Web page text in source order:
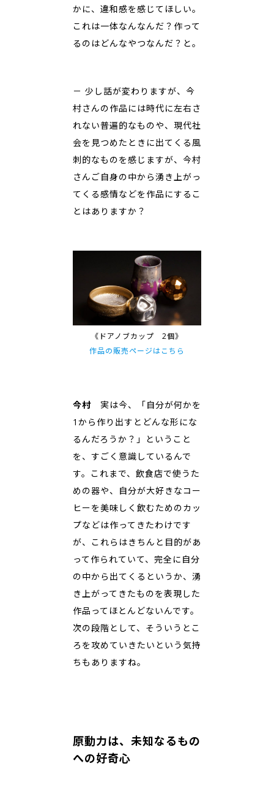
かに、違和感を感じてほしい。
これは一体なんなんだ？作って
るのはどんなやつなんだ？と。
－ 少し話が変わりますが、今
村さんの作品には時代に左右さ
れない普遍的なものや、現代社
会を見つめたときに出てくる風
刺的なものを感じますが、今村
さんご自身の中から湧き上がっ
てくる感情などを作品にするこ
とはありますか？
《ドアノブカップ 2個》
作品の販売ページはこちら
今村 実は今、「自分が何かを
1から作り出すとどんな形にな
るんだろうか？」ということ
を、すごく意識しているんで
す。これまで、飲食店で使うた
めの器や、自分が大好きなコー
ヒーを美味しく飲むためのカッ
プなどは作ってきたわけです
が、これらはきちんと目的があ
って作られていて、完全に自分
の中から出てくるというか、湧
き上がってきたものを表現した
作品ってほとんどないんです。
次の段階として、そういうとこ
ろを攻めていきたいという気持
ちもありますね。
原動力は、未知なるもの
への好奇心